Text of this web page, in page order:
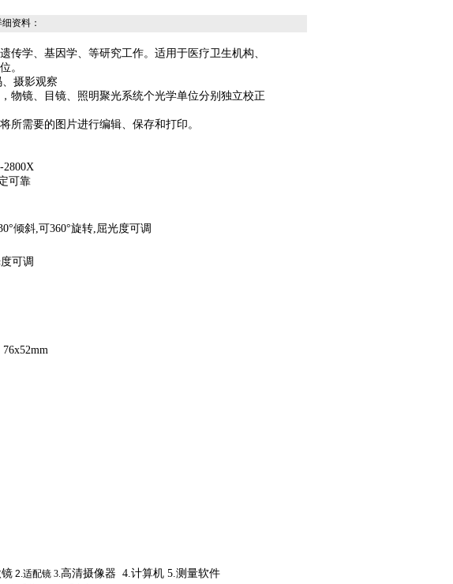
资料：
传学、基因学、等研究工作。适用于医疗卫生机构、
。
摄影观察
物镜、目镜、照明聚光系统个光学单位分别独立校正
所需要的图片进行编辑、保存和打印。
2800X
可靠
倾斜,可360°旋转,屈光度可调
可调
76x52mm
2.适配镜3.高清摄像器 4.计算机5.测量软件